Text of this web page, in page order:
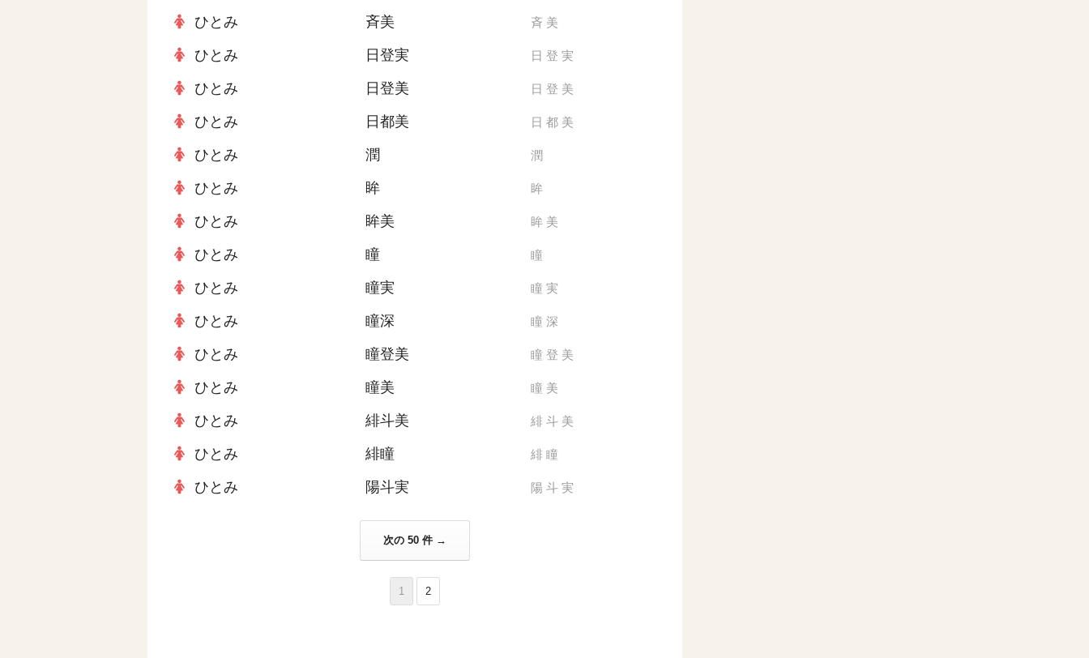
ひとみ 斉美 斉 美
ひとみ 日登実 日 登 実
ひとみ 日登美 日 登 美
ひとみ 日都美 日 都 美
ひとみ 潤 潤
ひとみ 眸 眸
ひとみ 眸美 眸 美
ひとみ 瞳 瞳
ひとみ 瞳実 瞳 実
ひとみ 瞳深 瞳 深
ひとみ 瞳登美 瞳 登 美
ひとみ 瞳美 瞳 美
ひとみ 緋斗美 緋 斗 美
ひとみ 緋瞳 緋 瞳
ひとみ 陽斗実 陽 斗 実
次の 50 件 →
1 2